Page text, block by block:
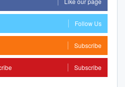
Follow Us
Subscribe
Subscribe